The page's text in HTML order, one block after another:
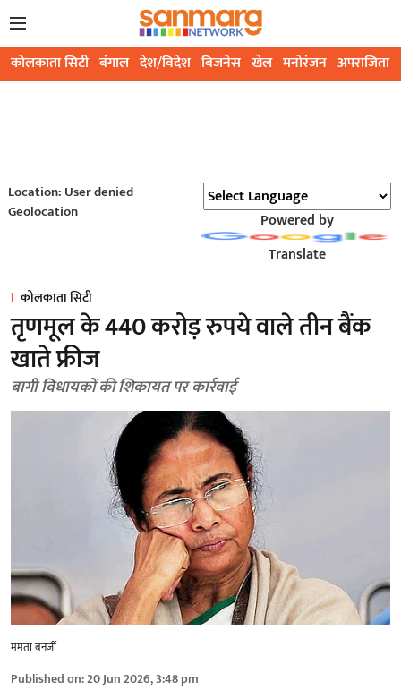
कोलकाता सिटी बंगाल देश/विदेश बिजनेस खेल मनोरंजन अपराजिता
Location: User denied
Geolocation
Powered by
Translate
कोलकाता सिटी
तृणमूल के 440 करोड़ रुपये वाले तीन बैंक
खाते फ्रीज
बागी विधायकों की शिकायत पर कार्रवाई
ममता बनर्जी
Published on:20 Jun 2026, 3:48 pm